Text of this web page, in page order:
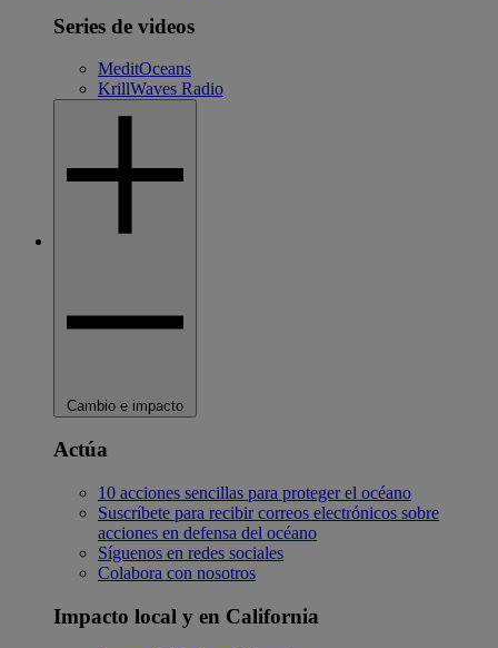
Series de videos
MeditOceans
KrillWaves Radio
Cambio e impacto
Actúa
10 acciones sencillas para proteger el océano
Suscríbete para recibir correos electrónicos sobre
acciones en defensa del océano
Síguenos en redes sociales
Colabora con nosotros
Impacto local y en California